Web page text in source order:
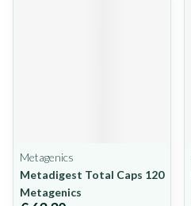
Metagenics
Metadigest Total Caps 120
Metagenics